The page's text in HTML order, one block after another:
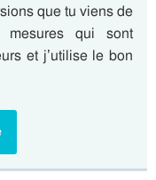
que tu viens de
qui sont
et j’utilise le bon